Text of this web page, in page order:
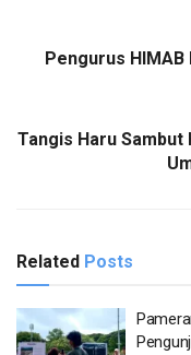
Pengurus
Tangis Haru Sambut
Related Posts